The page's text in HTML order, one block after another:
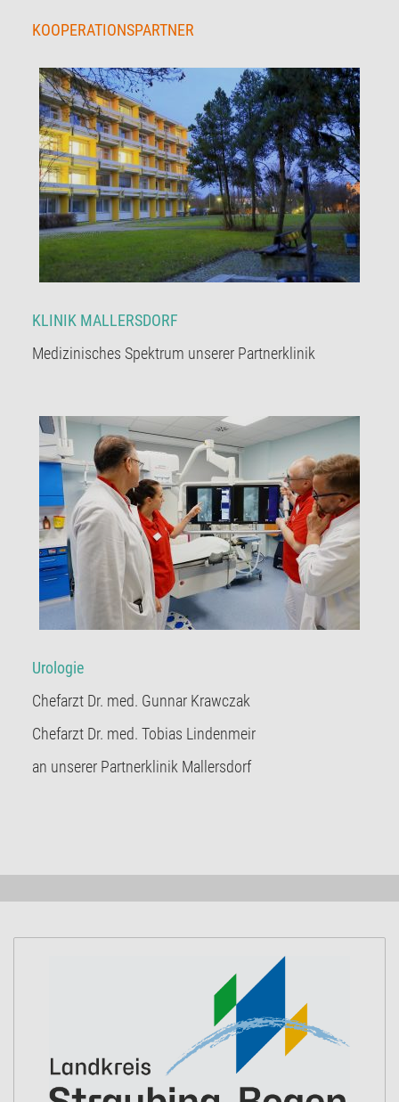
KOOPERATIONSPARTNER
KLINIK MALLERSDORF
Medizinisches Spektrum unserer Partnerklinik
Urologie
Chefarzt Dr. med. Gunnar Krawczak
Chefarzt Dr. med. Tobias Lindenmeir
an unserer Partnerklinik Mallersdorf